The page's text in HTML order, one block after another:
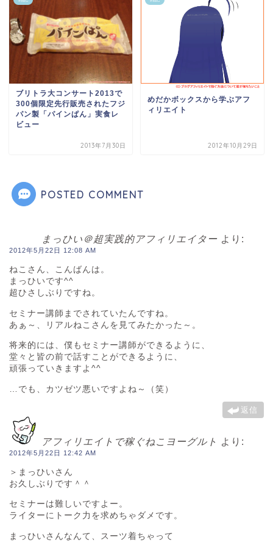
ブリトラ大コンサート2013で
300個限定先行販売されたフジ
パン製「パインぱん」実食レ
ビュー
2013年7月30日
めだかボックスから学ぶアフ
ィリエイト
2012年10月29日
POSTED COMMENT
まっひい＠超実践的アフィリエイター より:
2012年5月22日 12:08 AM
ねこさん、こんばんは。
まっひいです^^
超ひさしぶりですね。
セミナー講師までされていたんですね。
あぁ～、リアルねこさんを見てみたかった～。
将来的には、僕もセミナー講師ができるように、
堂々と皆の前で話すことができるように、
頑張っていきますよ^^
…でも、カツゼツ悪いですよね～（笑）
返信
アフィリエイトで稼ぐねこヨーグルト より:
2012年5月22日 12:42 AM
＞まっひいさん
お久しぶりです＾＾
セミナーは難しいですよー。
ライターにトーク力を求めちゃダメです。
まっひいさんなんて、スーツ着ちゃって